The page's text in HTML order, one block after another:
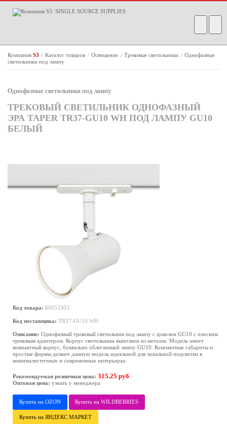
Компания S3 / Каталог товаров / Освещение / Трековые светильники / Однофазные
светильники под лампу
Однофазные светильники под лампу
ТРЕКОВЫЙ СВЕТИЛЬНИК ОДНОФАЗНЫЙ
ЭРА TAPER TR37-GU10 WH ПОД ЛАМПУ GU10
БЕЛЫЙ
Код товара: Б0053303
Код поставщика: TR37-GU10 WH
Описание: Однофазный трековый светильник под лампу с цоколем GU10 с плоским
трековым адаптером. Корпус светильника выполнен из металла. Модель имеет
компактный корпус, буквально облегающий лампу GU10. Компактные габариты и
простые формы делают данную модель идеальной для локальной подсветки в
минималистичных и современных интерьерах.
Рекомендуемая розничная цена: 315.25 руб
Оптовая цена: узнать у менеджера
Купить на OZON Купить на WILDBERRIES
Купить на ЯНДЕКС МАРКЕТ